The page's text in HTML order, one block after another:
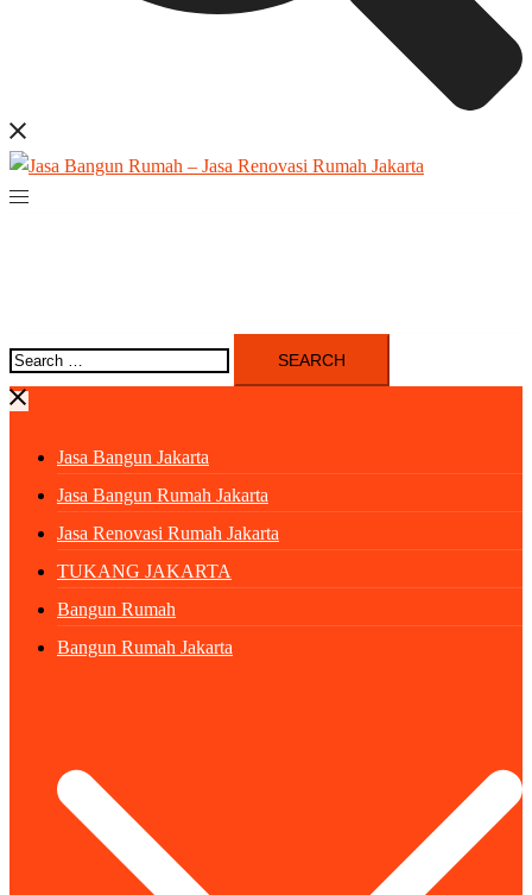
Search
for:
Jasa Bangun Jakarta
Jasa Bangun Rumah Jakarta
Jasa Renovasi Rumah Jakarta
TUKANG JAKARTA
Bangun Rumah
Bangun Rumah Jakarta